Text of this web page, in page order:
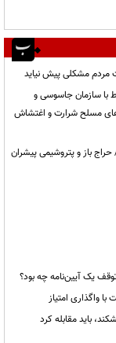
مردم مشکلی پیش نیاید
از مزدوران مرتبط با سازمان جاسوسی و
۴ نفر از اعضای باندهای مسلح شرارت و اغتشاش
کالا / حراج باز و پتروشیمی پیشران
یک آیین‌نامه چه بود؟
واگذاری امتیاز
باید مقابله کرد